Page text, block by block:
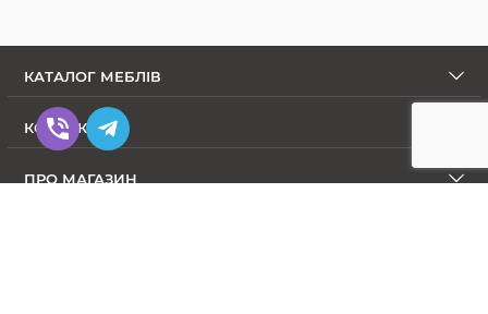
КАТАЛОГ МЕБЛІВ
КОНТАКТИ
ПРО МАГАЗИН